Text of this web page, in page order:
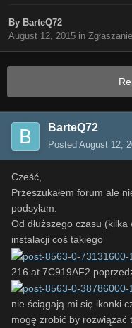
By BarteQ72
August 12, 2015 in
BarteQ72
Posted August 12,
Cześć,
Przeszukałem forum ale
podsyłam.
Od dłuższego czasu
instalacji coś takiego
216 at 7C919AF2
nie ściągają mi się ikonki
mogę zrobić by rozwiązać